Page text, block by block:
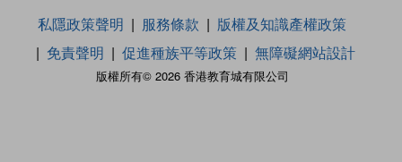
版權所有© 2026 香港教育城有限公司
私隱政策聲明 服務條款
版權及知識產權政策
免責聲明
促進種族平等政策 無障礙網站設計